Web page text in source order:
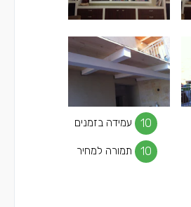
עמידה בזמנים 10
תמורה למחיר 10